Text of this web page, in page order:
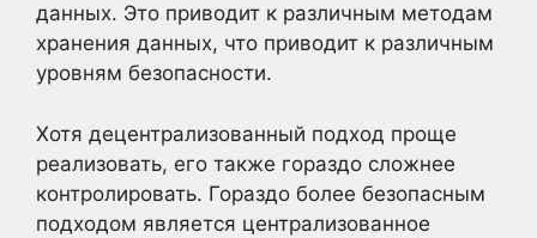
данных. Это приводит к различным методам
хранения данных, что приводит к различным
уровням безопасности.
Хотя децентрализованный подход проще
реализовать, его также гораздо сложнее
контролировать. Гораздо более безопасным
подходом является централизованное